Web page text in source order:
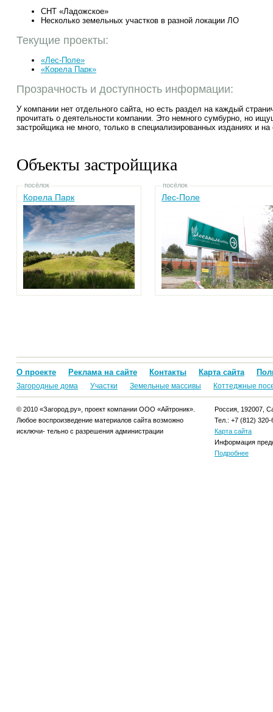
СНТ «Ладожское»
Несколько земельных участков в разной локации ЛО
Текущие проекты:
«Лес-Поле»
«Корела Парк»
Прозрачность и доступность информации:
У компании нет отдельного сайта, но есть раздел на каждый
прочитать о деятельности компании. Это немного сумбурно, но
застройщика не много, только в специализированных изданиях и
Объекты застройщика
посёлок
Корела Парк
посёлок
Лес-Поле
О проекте Реклама на сайте Контакты Карта сайта
Загородные дома Участки Земельные массивы Коттеджные
© 2010 «Загород.ру», проект компании ООО «Айтроник».
Любое воспроизведение материалов сайта возможно
исключи- тельно с разрешения администрации
Россия, 192007,
Тел.: +7 (812) 320-
Карта сайта
Информация
Подробнее